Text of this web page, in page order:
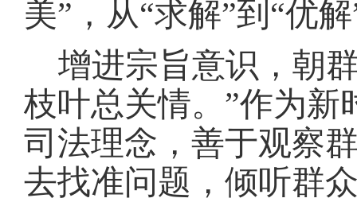
美”，从“求解”到“优
增进宗旨意识，朝
枝叶总关情。”作为新
司法理念，善于观察
去找准问题，倾听群